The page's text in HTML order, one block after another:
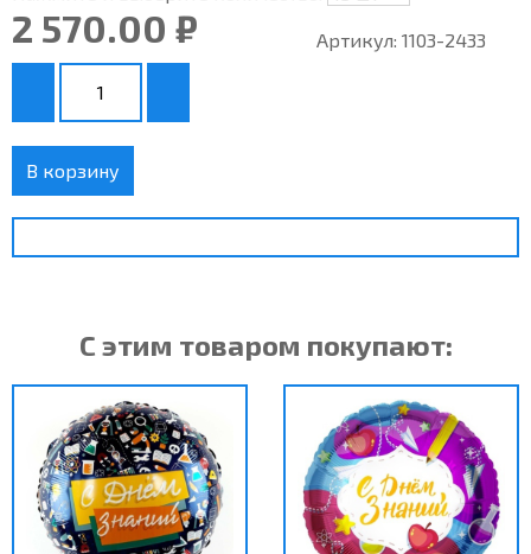
2 570.00 ₽ Артикул: 1103-2433
В корзину
С этим товаром покупают: